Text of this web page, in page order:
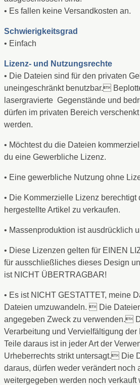
• Es fallen keine Versandkosten an.
Schwierigkeitsgrad
• Einfach
Lizenz- und Nutzungsrechte
• Die Dateien sind für den privaten
uneingeschränkt benutzbar.
lasergravierte Gegenstände und
dürfen im privaten Bereich
werden.
• Möchtest du die Dateien
du eine Gewerbliche Lizenz.
• Eine gewerbliche Nutzung ohne
• Die Kommerzielle Lizenz berechtigt
hergestellte Artikel zu verkaufen.
• Massenproduktion ist ausdrücklich
• Diese Lizenzen gelten für EINEN
für ausschließliches dieses Design
ist NICHT ÜBERTRAGBAR!
• Es ist NICHT GESTATTET, meine
Dateien umzuwandeln.  Die
angegeben Zweck zu verwenden.
Verarbeitung und Vervielfältigung
Teile daraus ist in jeder Art der
Urheberrechts strikt untersagt. Die
daraus, dürfen weder verändert noch
weitergegeben werden noch verkauft